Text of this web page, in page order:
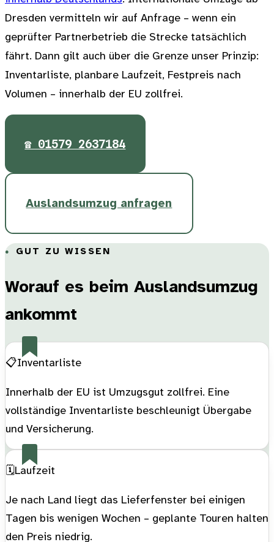
Dresden vermitteln wir auf Anfrage – wenn ein
geprüfter Partnerbetrieb die Strecke tatsächlich
fährt. Dann gilt auch über die Grenze unser Prinzip:
Inventarliste, planbare Laufzeit, Festpreis nach
Volumen – innerhalb der EU zollfrei.
☎ 01579 2637184
Auslandsumzug anfragen
GUT ZU WISSEN
Worauf es beim Auslandsumzug
ankommt
📋Inventarliste
Innerhalb der EU ist Umzugsgut zollfrei. Eine
vollständige Inventarliste beschleunigt Übergabe
und Versicherung.
🗓️Laufzeit
Je nach Land liegt das Lieferfenster bei einigen
Tagen bis wenigen Wochen – geplante Touren halten
den Preis niedrig.